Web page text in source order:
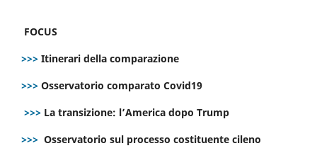
FOCUS
>>> Itinerari della comparazione
>>> Osservatorio comparato Covid19
>>> La transizione: l’America dopo Trump
>>> Osservatorio sul processo costituente cileno